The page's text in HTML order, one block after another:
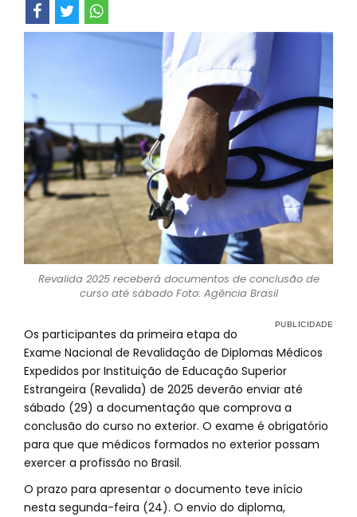
Revalida 2025 receberá documentos de conclusão de
curso até sábado Foto: Agência Brasil
Os participantes da primeira etapa do
Exame Nacional de Revalidação de Diplomas Médicos
Expedidos por Instituição de Educação Superior
Estrangeira (Revalida) de 2025 deverão enviar até
sábado (29) a documentação que comprova a
conclusão do curso no exterior. O exame é obrigatório
para que que médicos formados no exterior possam
exercer a profissão no Brasil.
O prazo para apresentar o documento teve início
nesta segunda-feira (24). O envio do diploma,